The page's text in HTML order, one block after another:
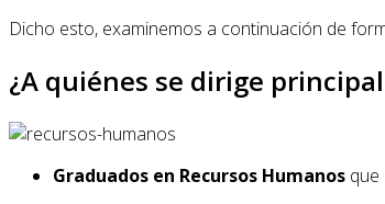
Dicho esto, examinemos a continuación de
¿A quiénes se dirige
Graduados en Recursos Humanos que